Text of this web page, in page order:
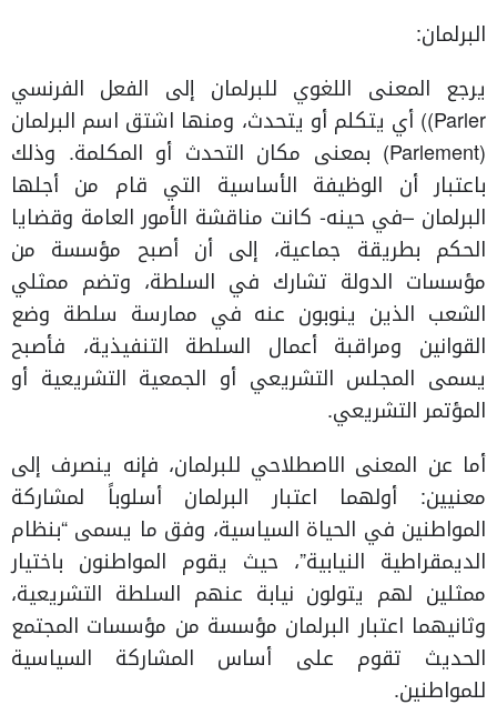
البرلمان:
يرجع المعنى اللغوي للبرلمان إلى الفعل الفرنسي
Parler)) أي يتكلم أو يتحدث، ومنها اشتق اسم البرلمان
(Parlement) بمعنى مكان التحدث أو المكلمة. وذلك
باعتبار أن الوظيفة الأساسية التي قام من أجلها
البرلمان –في حينه- كانت مناقشة الأمور العامة وقضايا
الحكم بطريقة جماعية، إلى أن أصبح مؤسسة من
مؤسسات الدولة تشارك في السلطة، وتضم ممثلي
الشعب الذين ينوبون عنه في ممارسة سلطة وضع
القوانين ومراقبة أعمال السلطة التنفيذية، فأصبح
يسمى المجلس التشريعي أو الجمعية التشريعية أو
المؤتمر التشريعي.
أما عن المعنى الاصطلاحي للبرلمان، فإنه ينصرف إلى
معنيين: أولهما اعتبار البرلمان أسلوباً لمشاركة
المواطنين في الحياة السياسية، وفق ما يسمى “بنظام
الديمقراطية النيابية”، حيث يقوم المواطنون باختيار
ممثلين لهم يتولون نيابة عنهم السلطة التشريعية،
وثانيهما اعتبار البرلمان مؤسسة من مؤسسات المجتمع
الحديث تقوم على أساس المشاركة السياسية
للمواطنين.